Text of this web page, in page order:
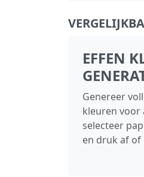
EFFEN
Genereer
kleuren voor
selecteer
en druk af of